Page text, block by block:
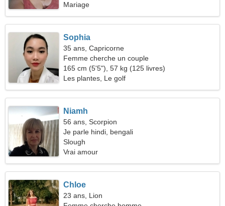
Mariage
Sophia
35 ans, Capricorne
Femme cherche un couple
165 cm (5'5"), 57 kg (125 livres)
Les plantes, Le golf
Niamh
56 ans, Scorpion
Je parle hindi, bengali
Slough
Vrai amour
Chloe
23 ans, Lion